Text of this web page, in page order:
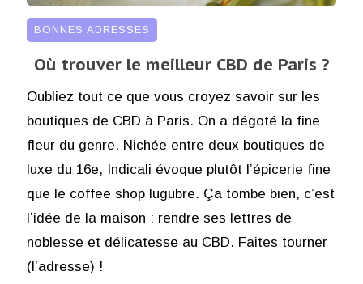
BONNES ADRESSES
Où trouver le meilleur CBD de Paris ?
Oubliez tout ce que vous croyez savoir sur les
boutiques de CBD à Paris. On a dégoté la fine
fleur du genre. Nichée entre deux boutiques de
luxe du 16e, Indicali évoque plutôt l’épicerie fine
que le coffee shop lugubre. Ça tombe bien, c’est
l’idée de la maison : rendre ses lettres de
noblesse et délicatesse au CBD. Faites tourner
(l’adresse) !